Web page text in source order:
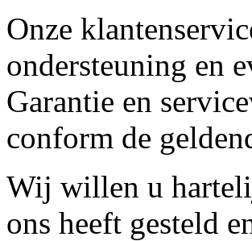
Onze
ondersteuning en
Garantie en
conform de
Wij willen u
ons heeft gesteld